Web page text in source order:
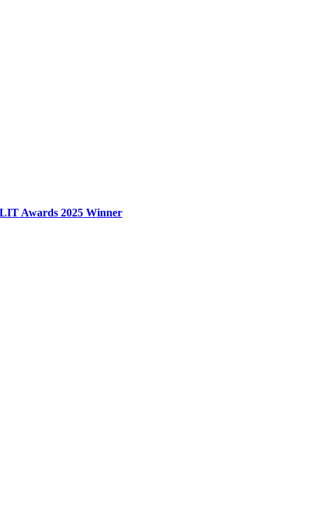
LIT Awards 2025 Winner